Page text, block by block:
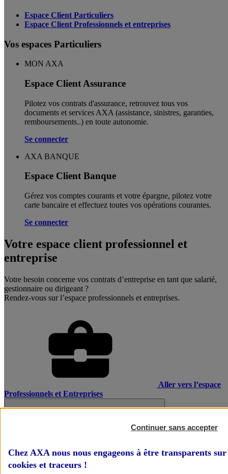
Espace Client Particuliers
Espace Client Professionnels et entreprises
Vos espaces Particuliers
MON AXA
Espace Client Assurance
Pilotez vos contrats d'assurance, retrouvez tous vos
documents et services AXA (assistance, sinistres, garanties,
remboursements..) en toute autonomie. ​
Se connecter
AXA BANQUE
Espace Client Banque
Gérez vos comptes courants et votre épargne, pilotez votre
carte bancaire et effectuez toutes vos opérations courantes.
Se connecter
Votre espace client professionnel et
entreprise
Votre besoin concerne vos contrats d’entreprise en tant que salarié,
gestionnaire ou dirigeant ?
Rendez-vous sur l’espace professionnels et entreprises.
Aller vers l’espace
Professionnels et Entreprises
Continuer sans accepter
Chez AXA nous nous engageons à être transparents
cookies et traceurs !